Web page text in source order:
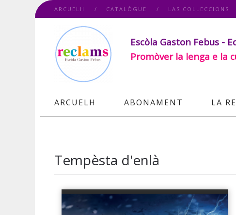
ARCUELH CATALÒGUE LAS COLLECCIONS
Escòla Gaston Febus -
Promòver la lenga e la
ARCUELH ABONAMENT LA
Tempèsta d'enlà